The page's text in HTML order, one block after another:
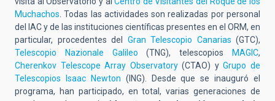
Muchachos. Todas las actividades son realizadas por personal
del IAC y de las instituciones científicas presentes en el ORM, en
particular, procedentes del Gran Telescopio Canarias (GTC),
Telescopio Nazionale Galileo (TNG), telescopios MAGIC,
Cherenkov Telescope Array Observatory(CTAO) yGrupo de
Telescopios Isaac Newton (ING). Desde que se inauguró el
programa, han participado, en total, varias generaciones de